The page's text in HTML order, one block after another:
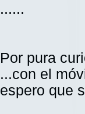
......
Por pura
...con el
espero que